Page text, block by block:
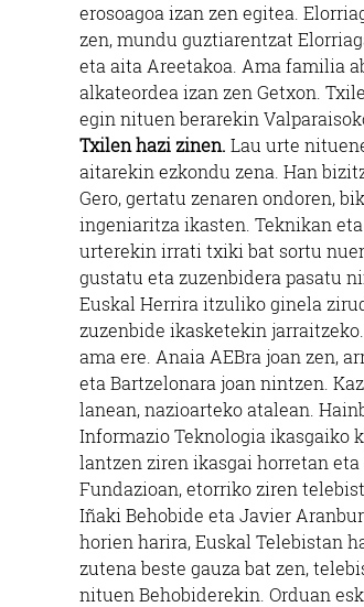
erosoagoa izan zen egitea.
zen, mundu guztiarentzat
eta aita Areetakoa. Ama familia
alkateordea izan zen Getxon.
egin nituen berarekin
Txilen hazi zinen. Lau urte
aitarekin ezkondu zena. Han
Gero, gertatu zenaren ondoren,
ingeniaritza ikasten. Teknikan
urterekin irrati txiki bat sortu
gustatu eta zuzenbidera pasatu
Euskal Herrira itzuliko ginela
zuzenbide ikasketekin
ama ere. Anaia AEBra joan zen,
eta Bartzelonara joan nintzen.
lanean, nazioarteko atalean.
Informazio Teknologia ikasgaiko
lantzen ziren ikasgai horretan
Fundazioan, etorriko ziren
Iñaki Behobide eta Javier
horien harira, Euskal Telebistan
zutena beste gauza bat zen,
nituen Behobiderekin. Orduan
Higiezin agentziak
ATERPE HIGIEZIN
AGENTZIA
Errenteria-Orereta